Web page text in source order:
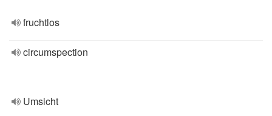
fruchtlos
circumspection
Umsicht